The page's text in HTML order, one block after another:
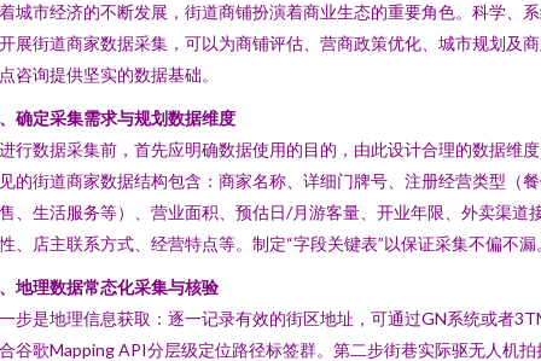
城市经济的不断发展，街道商铺扮演着商业生态的重要角色。科学、
展街道商家数据采集，可以为商铺评估、营商政策优化、城市规划及
咨询提供坚实的数据基础。
确定采集需求与规划数据维度
行数据采集前，首先应明确数据使用的目的，由此设计合理的数据维
的街道商家数据结构包含：商家名称、详细门牌号、注册经营类型（
、生活服务等）、营业面积、预估日/月游客量、开业年限、外卖渠道
、店主联系方式、经营特点等。制定“字段关键表”以保证采集不偏不漏
地理数据常态化采集与核验
步是地理信息获取：逐一记录有效的街区地址，可通过GN系统或者
谷歌Mapping API分层级定位路径标签群。第二步街巷实际驱无人机拍